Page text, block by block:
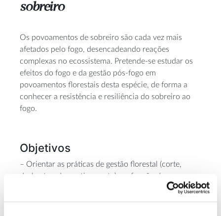
sobreiro
Os povoamentos de sobreiro são cada vez mais
afetados pelo fogo, desencadeando reações
complexas no ecossistema. Pretende-se estudar os
efeitos do fogo e da gestão pós-fogo em
povoamentos florestais desta espécie, de forma a
conhecer a resistência e resiliência do sobreiro ao
fogo.
Objetivos
– Orientar as práticas de gestão florestal (corte,
desbastes, descortiçamento) em função do sucesso